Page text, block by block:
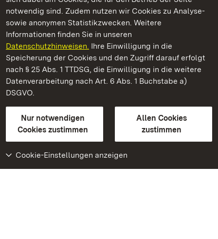
notwendig sind. Zudem nutzen wir Cookies zu Analyse-
sowie anonymen Statistikzwecken. Weitere
Informationen finden Sie in unseren
Datenschutzhinweisen. Ihre Einwilligung in die
Speicherung der Cookies und den Zugriff darauf erfolgt
nach § 25 Abs. 1 TTDSG, die Einwilligung in die weitere
Datenverarbeitung nach Art. 6 Abs. 1 Buchstabe a)
DSGVO.
Nur notwendigen
Cookies zustimmen
Allen Cookies
zustimmen
Cookie-Einstellungen anzeigen
Schloss und Schlossgarten Schwetzingen
Staatliche Schlösser und Gärten Baden-Württemberg
Kontakt
GebärdenspracheLeichte Sprache
Erklärung zur Barrierefreiheit
BITV-konform (geprüfte Seiten)
Weiteres